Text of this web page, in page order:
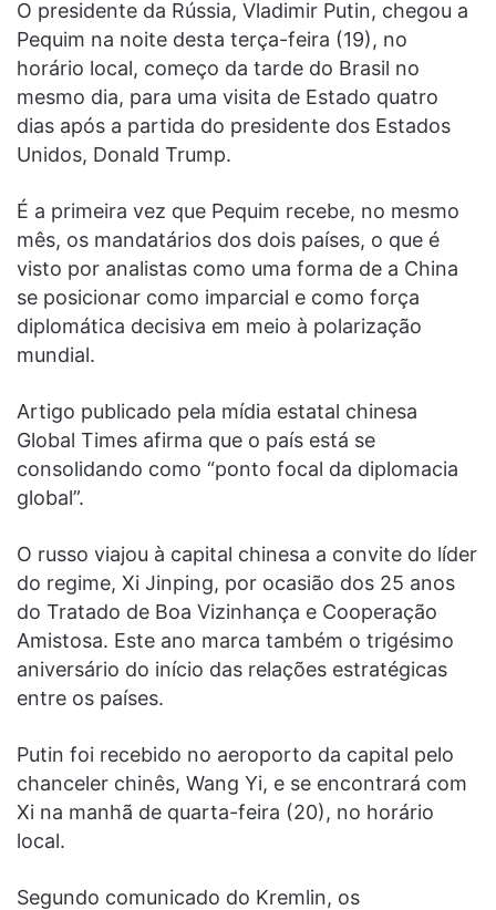
O presidente da Rússia, Vladimir Putin, chegou a
Pequim na noite desta terça-feira (19), no
horário local, começo da tarde do Brasil no
mesmo dia, para uma visita de Estado quatro
dias após a partida do presidente dos Estados
Unidos, Donald Trump.
É a primeira vez que Pequim recebe, no mesmo
mês, os mandatários dos dois países, o que é
visto por analistas como uma forma de a China
se posicionar como imparcial e como força
diplomática decisiva em meio à polarização
mundial.
Artigo publicado pela mídia estatal chinesa
Global Times afirma que o país está se
consolidando como “ponto focal da diplomacia
global”.
O russo viajou à capital chinesa a convite do líder
do regime, Xi Jinping, por ocasião dos 25 anos
do Tratado de Boa Vizinhança e Cooperação
Amistosa. Este ano marca também o trigésimo
aniversário do início das relações estratégicas
entre os países.
Putin foi recebido no aeroporto da capital pelo
chanceler chinês, Wang Yi, e se encontrará com
Xi na manhã de quarta-feira (20), no horário
local.
Segundo comunicado do Kremlin, os